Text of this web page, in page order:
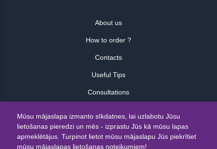
About us
How to order ?
Contacts
Useful Tips
Consultations
© 2026
Mūsu mājaslapa izmanto sīkdatnes, lai uzlabotu Jūsu
lietošanas pieredzi un mēs - izprastu Jūs kā mūsu lapas
apmeklētājus. Turpinot lietot mūsu mājaslapu Jūs piekrītiet
mūsu mājaslapas lietošanas noteikumiem!